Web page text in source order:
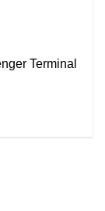
Terminal